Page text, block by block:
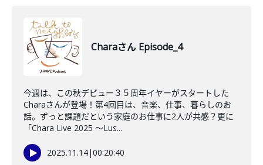
Charaさん Episode_4
今週は、この秋デビュー３５周年イヤーがスタートした
Charaさんが登場！第4回目は、音楽、仕事、暮らしのお
話。ずっと課題だという家庭のお仕事に2人が共感？更に
「Chara Live 2025 〜Lus...
2025.11.14|00:20:40